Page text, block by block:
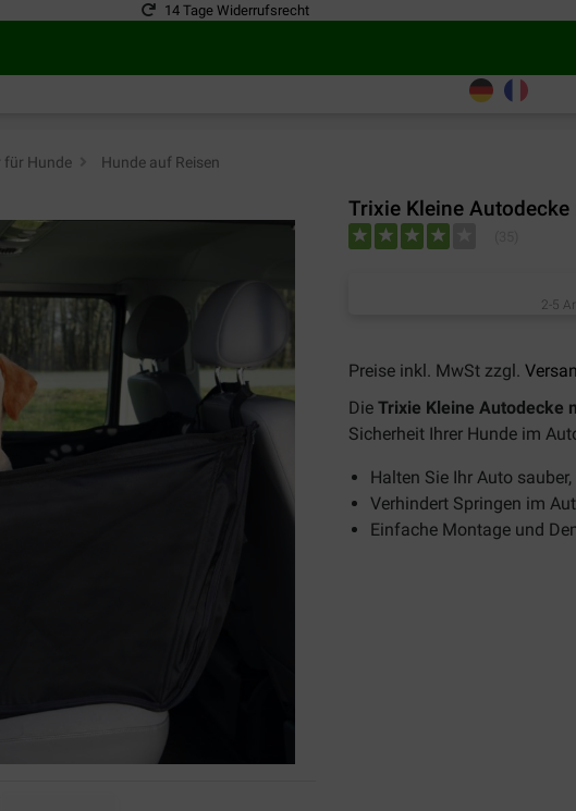
14 Tage Widerrufsrecht
für Hunde Hunde auf Reisen
Trixie Kleine
2-5
Preise inkl. MwSt zzgl.
Die Trixie Kleine Autodecke
Sicherheit Ihrer Hunde im
Halten Sie Ihr Auto
Verhindert Springen im
Einfache Montage und